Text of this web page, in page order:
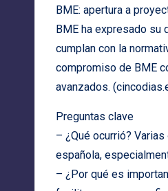
BME: apertura a
BME ha expresado
cumplan con la
compromiso de BME
avanzados.
Preguntas clave
– ¿Qué ocurrió?
española,
– ¿Por qué es